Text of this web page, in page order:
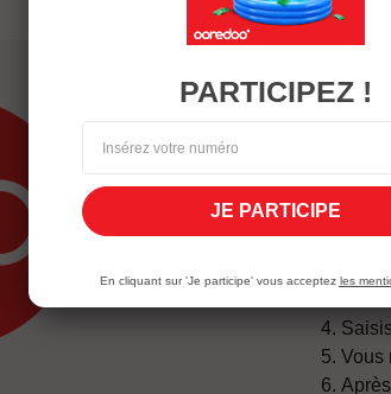
:
Vous
PARTICIPEZ !
JE PARTICIPE
En cliquant sur 'Je participe' vous acceptez les